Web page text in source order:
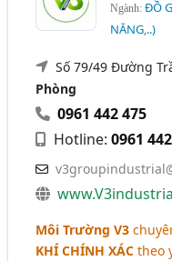
Ngành:ĐỒ
NĂNG,..)
Số 79/49 Đường
Phòng
0961 442 475
Hotline:0961
Môi Trường V3
KHÍ CHÍNH XÁC theo